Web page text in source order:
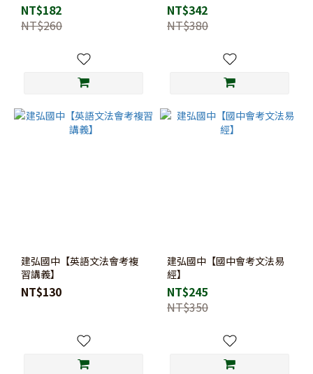
NT$182
NT$260
NT$342
NT$380
建弘國中【英語文法會考複
習講義】
NT$130
建弘國中【國中會考文法易
經】
NT$245
NT$350